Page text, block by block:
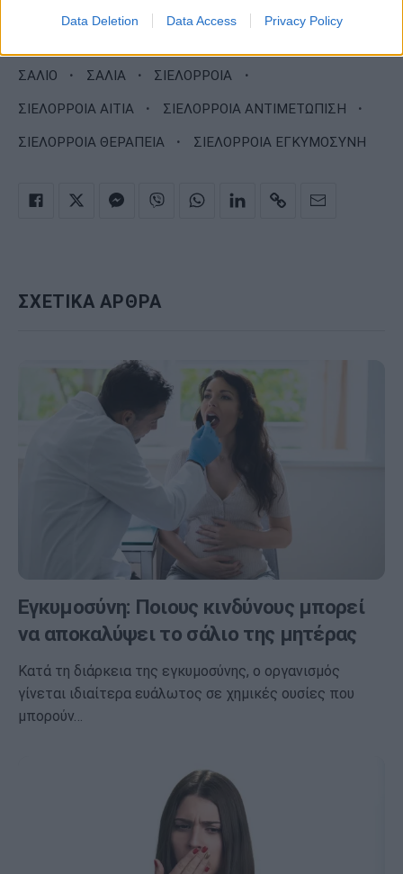
Data Deletion Data Access Privacy Policy
ΣΑΛΙΟ · ΣΑΛΙΑ · ΣΙΕΛΟΡΡΟΙΑ ·
ΣΙΕΛΟΡΡΟΙΑ ΑΙΤΙΑ · ΣΙΕΛΟΡΡΟΙΑ ΑΝΤΙΜΕΤΩΠΙΣΗ ·
ΣΙΕΛΟΡΡΟΙΑ ΘΕΡΑΠΕΙΑ · ΣΙΕΛΟΡΡΟΙΑ ΕΓΚΥΜΟΣΥΝΗ
ΣΧΕΤΙΚΑ ΑΡΘΡΑ
Εγκυμοσύνη: Ποιους κινδύνους μπορεί
να αποκαλύψει το σάλιο της μητέρας
Κατά τη διάρκεια της εγκυμοσύνης, ο οργανισμός
γίνεται ιδιαίτερα ευάλωτος σε χημικές ουσίες που
μπορούν…